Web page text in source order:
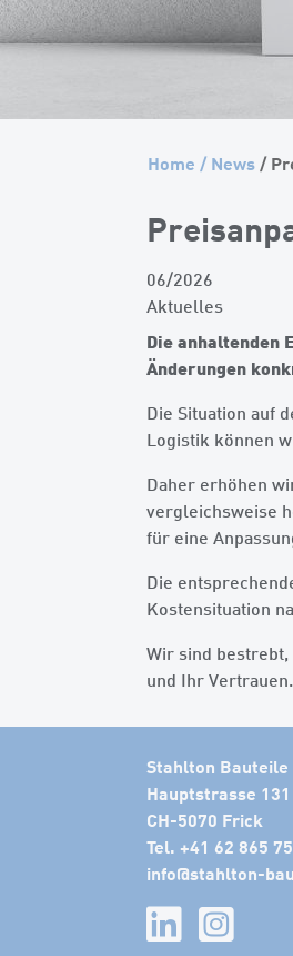
Home /News /
06/2026
Aktuelles
Die anhaltenden
Änderungen
Die Situation auf
Logistik können
Daher erhöhen
vergleichsweise
für eine
Die
Kostensituation
Wir sind
und Ihr Vertrauen.
Stahlton Bauteile
Hauptstrasse 131
CH-5070 Frick
Tel. +41 62 865
info@stahlton-